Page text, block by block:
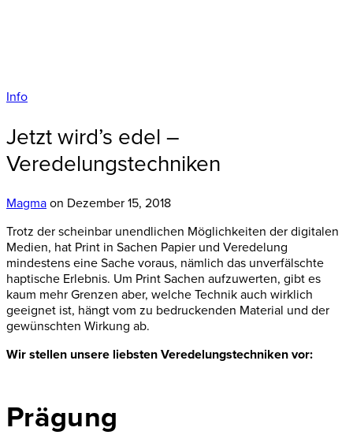
Info
Jetzt wird’s edel –
Veredelungstechniken
Magma on Dezember 15, 2018
Trotz der scheinbar unendlichen Möglichkeiten der digitalen
Medien, hat Print in Sachen Papier und Veredelung
mindestens eine Sache voraus, nämlich das unverfälschte
haptische Erlebnis. Um Print Sachen aufzuwerten, gibt es
kaum mehr Grenzen aber, welche Technik auch wirklich
geeignet ist, hängt vom zu bedruckenden Material und der
gewünschten Wirkung ab.
Wir stellen unsere liebsten Veredelungstechniken vor:
Prägung